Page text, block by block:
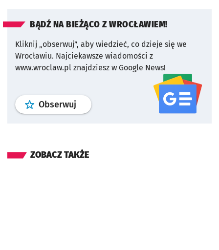
BĄDŹ NA BIEŻĄCO Z WROCŁAWIEM!
Kliknij „obserwuj”, aby wiedzieć, co dzieje się we
Wrocławiu. Najciekawsze wiadomości z
www.wroclaw.pl znajdziesz w Google News!
Obserwuj profil serwisu
ZOBACZ TAKŻE